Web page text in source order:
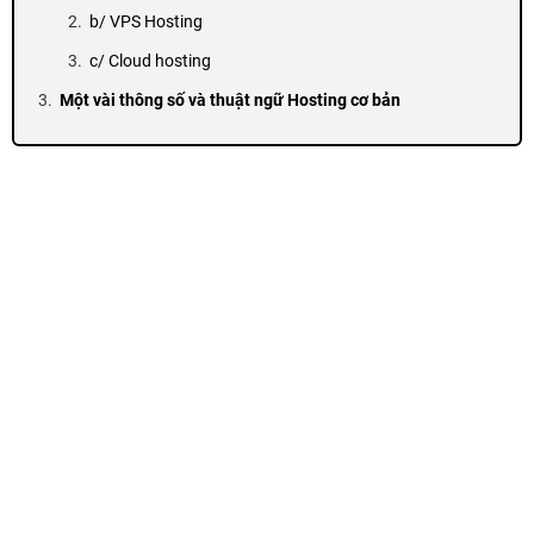
b/ VPS Hosting
c/ Cloud hosting
Một vài thông số và thuật ngữ Hosting cơ bản